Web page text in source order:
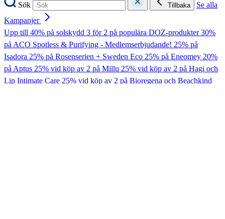
Sök
Tillbaka
Se alla
Kampanjer
Upp till 40% på solskydd 3 för 2 på populära DOZ-produkter30%
på ACO Spotless & Purifying - Medlemserbjudande! 25% på
Isadora 25% på Rosenserien + Sweden Eco 25% på Eneomey 20%
på Aptus 25% vid köp av 2 på Millu 25% vid köp av 2 på Hagi och
Lip Intimate Care 25% vid köp av 2 på Bioregena och Beachkind